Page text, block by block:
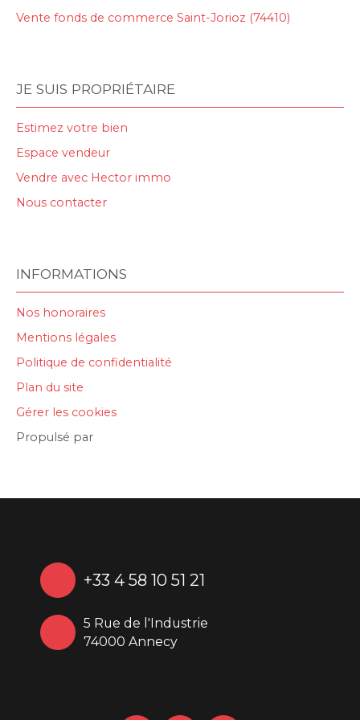
Vente fonds de commerce Saint-Jorioz (74410)
JE SUIS PROPRIÉTAIRE
Estimez votre bien
Espace vendeur
Vendre avec Hector immo
Nous contacter
INFORMATIONS
Nos honoraires
Mentions légales
Politique de confidentialité
Plan du site
Gérer les cookies
Propulsé par
+33 4 58 10 51 21
5 Rue de l'Industrie
74000 Annecy